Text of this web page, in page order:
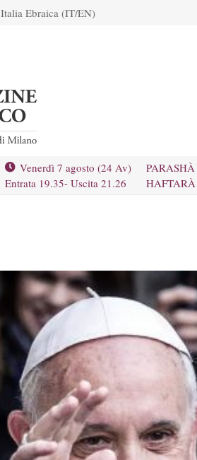
Italia Ebraica (IT/EN)
Venerdì 7 agosto (24 Av)
Entrata 19.35- Uscita 21.26
PARASHÀ
HAFTARÀ